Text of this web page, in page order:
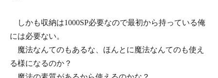
しかも収納は1000SP必要なので最初から持っている俺
には必要ない。
魔法なんてのもあるな、ほんとに魔法なんてのも使え
る様になるのか？